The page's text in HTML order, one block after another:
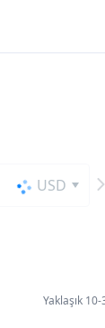
USD
Yaklaşık